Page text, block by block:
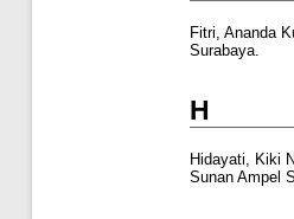
Fitri, Ananda
Surabaya.
H
Hidayati, Kiki
Sunan Ampel